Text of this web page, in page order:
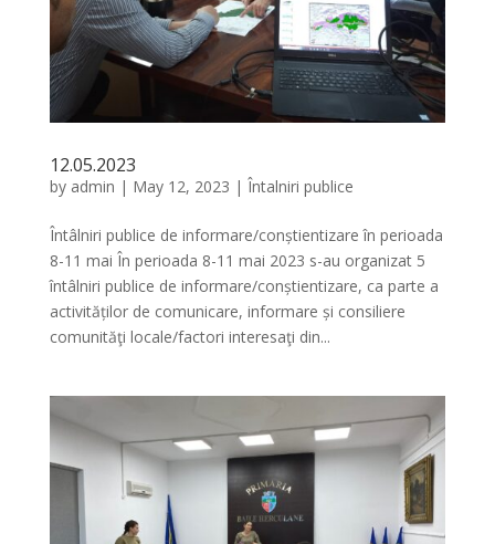
12.05.2023
by admin | May 12, 2023 | Întalniri publice
Întâlniri publice de informare/conștientizare în perioada
8-11 mai În perioada 8-11 mai 2023 s-au organizat 5
întâlniri publice de informare/conștientizare, ca parte a
activităților de comunicare, informare și consiliere
comunităţi locale/factori interesaţi din...